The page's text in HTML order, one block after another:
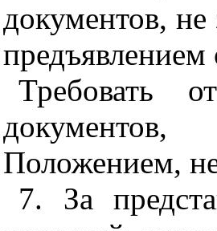
документов, не
предъявлением
Требовать
Положением,
7. За